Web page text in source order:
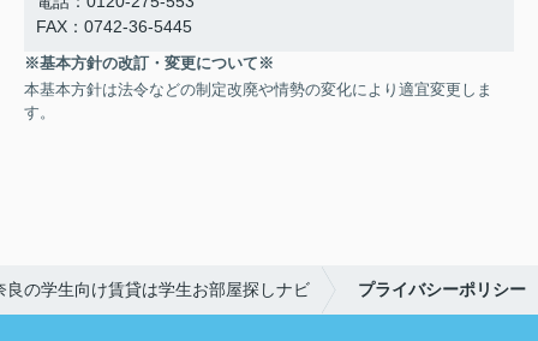
FAX：0742-36-5445
※基本方針の改訂・変更について※
本基本方針は法令などの制定改廃や情勢の変化により適宜変更しま
す。
良の学生向け賃貸は学生お部屋探しナビ プライバシーポリシー